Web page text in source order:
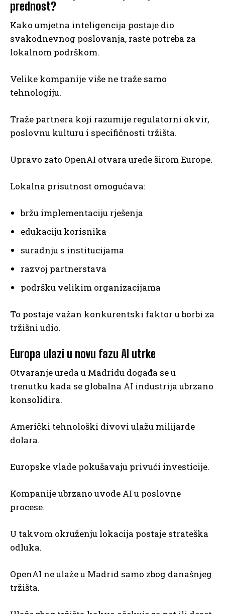
prednost?
Kako umjetna inteligencija postaje dio
svakodnevnog poslovanja, raste potreba za
lokalnom podrškom.
Velike kompanije više ne traže samo
tehnologiju.
Traže partnera koji razumije regulatorni okvir,
poslovnu kulturu i specifičnosti tržišta.
Upravo zato OpenAI otvara urede širom Europe.
Lokalna prisutnost omogućava:
bržu implementaciju rješenja
edukaciju korisnika
suradnju s institucijama
razvoj partnerstava
podršku velikim organizacijama
To postaje važan konkurentski faktor u borbi za
tržišni udio.
Europa ulazi u novu fazu AI utrke
Otvaranje ureda u Madridu događa se u
trenutku kada se globalna AI industrija ubrzano
konsolidira.
Američki tehnološki divovi ulažu milijarde
dolara.
Europske vlade pokušavaju privući investicije.
Kompanije ubrzano uvode AI u poslovne
procese.
U takvom okruženju lokacija postaje strateška
odluka.
OpenAI ne ulaže u Madrid samo zbog današnjeg
tržišta.